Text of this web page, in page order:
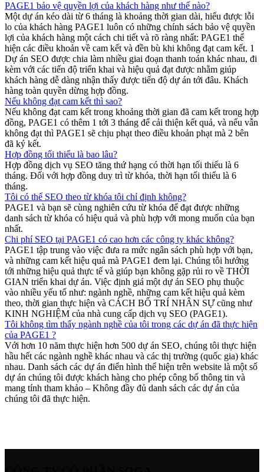
PAGE1 bảo vệ quyền lợi của khách hàng như thế nào?
Một dự án kéo dài từ 6 tháng là khoảng thời gian dài, hiểu được lỗi
lo của khách hàng PAGE1 luôn có những chính sách bảo vệ quyền
lợi của khách hàng một cách chi tiết và rõ ràng nhất: PAGE1 thể
hiện các điều khoản về cam kết và đền bù khi không đạt cam kết. 1
Dự án SEO được chia làm nhiều giai đoạn thanh toán khác nhau, đi
kèm với các tiến độ triển khai và hiệu quả đạt được nhằm giúp
khách hàng dễ dàng nhận thấy được tiến độ dự án tới đâu. Khách
hàng toàn quyền dừng hợp đồng.
Nếu không đạt cam kết thì sao?
Nếu không đạt cam kết trong khoảng thời gian đã cam kết trong hợp
đồng, PAGE1 có thêm 1 tới 3 tháng để cải thiện kết quả, và nếu vẫn
không đạt thì PAGE1 sẽ chịu phạt theo điều khoản phạt mà 2 bên
đã ký kết.
Hợp đồng tối thiểu là bao lâu?
Hợp đồng dịch vụ SEO tăng thứ hạng có thời hạn tối thiểu là 6
tháng. Đối với hợp đồng duy trì từ khóa, thời hạn tối thiểu là 6
tháng.
Tôi có thể SEO theo từ khóa tôi chỉ định không?
PAGE1 và bạn sẽ cùng nghiên cứu từ khóa để đạt được những
danh sách từ khóa có hiệu quả và phù hợp với mong muốn của bạn
nhất.
Chi phí SEO tại PAGE1 có cao hơn các công ty khác không?
PAGE1 tập trung vào việc đưa ra mức ngân sách phù hợp với bạn,
và những cam kết hiệu quả mà PAGE1 đem lại. Chúng tôi hướng
tới những hiệu quả thực tế và giúp bạn không gặp rủi ro về THỜI
GIAN triển khai dự án. Việc định giá một dự án SEO phụ thuộc
vào nhiều yếu tố như: ngành nghề, những cam kết hiệu quả kèm
theo, thời gian thực hiện và CÁCH BỐ TRÍ NHÂN SỰ cũng như
KINH NGHIỆM của nhà cung cấp dịch vụ SEO (PAGE1).
Tôi không tìm thấy ngành nghề của tôi trong các dự án đã thực hiện
của PAGE1 ?
Với hơn 10 năm thực hiện hơn 500 dự án SEO, chúng tôi thực hiện
hầu hết các ngành nghề khác nhau và các thị trường (quốc gia) khác
nhau. Danh sách các dự án điển hình thể hiện trên website là một số
dự án chúng tôi được khách hàng cho phép công bố thông tin và
mang tính tham khảo – Không đầy đủ danh sách các dự án của
chúng tôi đã thực hiện.